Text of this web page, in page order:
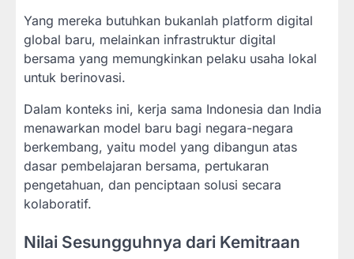
Yang mereka butuhkan bukanlah platform digital
global baru, melainkan infrastruktur digital
bersama yang memungkinkan pelaku usaha lokal
untuk berinovasi.
Dalam konteks ini, kerja sama Indonesia dan India
menawarkan model baru bagi negara-negara
berkembang, yaitu model yang dibangun atas
dasar pembelajaran bersama, pertukaran
pengetahuan, dan penciptaan solusi secara
kolaboratif.
Nilai Sesungguhnya dari Kemitraan